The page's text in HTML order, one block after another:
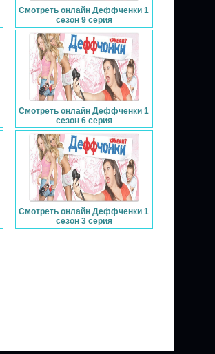
Смотреть онлайн Деффченки 1
сезон 9 серия
Смотреть онлайн Деффченки 1
сезон 6 серия
Смотреть онлайн Деффченки 1
сезон 3 серия